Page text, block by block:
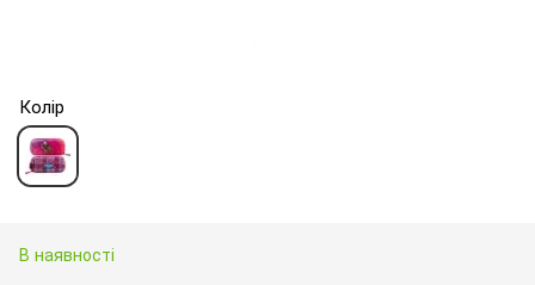
Колір
В наявності